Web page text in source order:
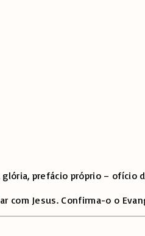
glória, prefácio próprio – ofício
com Jesus. Confirma-o o